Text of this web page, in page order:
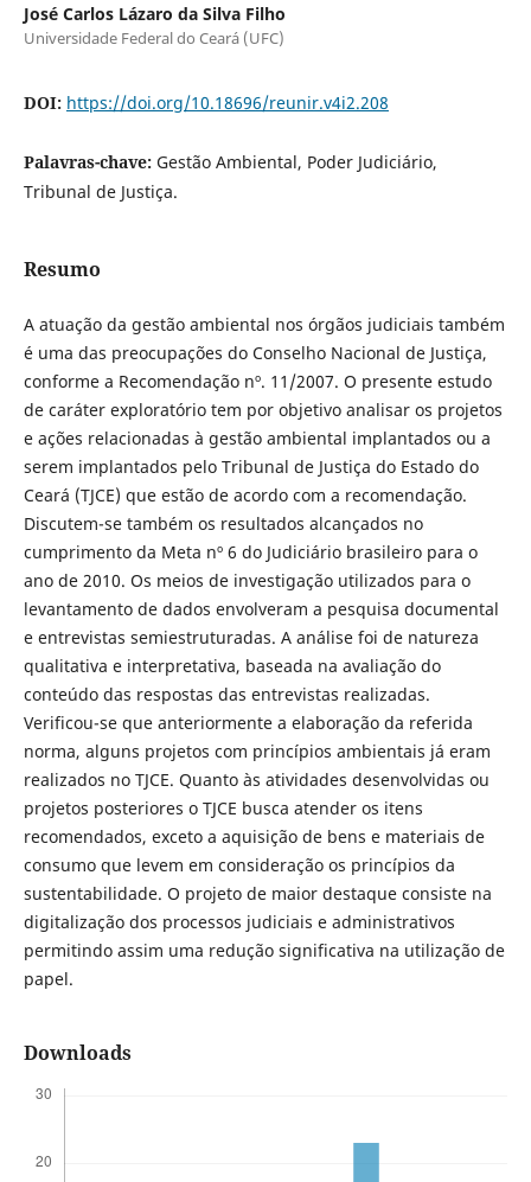
José Carlos Lázaro da Silva Filho
Universidade Federal do Ceará (UFC)
DOI: https://doi.org/10.18696/reunir.v4i2.208
Palavras-chave: Gestão Ambiental, Poder Judiciário,
Tribunal de Justiça.
Resumo
A atuação da gestão ambiental nos órgãos judiciais também
é uma das preocupações do Conselho Nacional de Justiça,
conforme a Recomendação nº. 11/2007. O presente estudo
de caráter exploratório tem por objetivo analisar os projetos
e ações relacionadas à gestão ambiental implantados ou a
serem implantados pelo Tribunal de Justiça do Estado do
Ceará (TJCE) que estão de acordo com a recomendação.
Discutem-se também os resultados alcançados no
cumprimento da Meta nº 6 do Judiciário brasileiro para o
ano de 2010. Os meios de investigação utilizados para o
levantamento de dados envolveram a pesquisa documental
e entrevistas semiestruturadas. A análise foi de natureza
qualitativa e interpretativa, baseada na avaliação do
conteúdo das respostas das entrevistas realizadas.
Verificou-se que anteriormente a elaboração da referida
norma, alguns projetos com princípios ambientais já eram
realizados no TJCE. Quanto às atividades desenvolvidas ou
projetos posteriores o TJCE busca atender os itens
recomendados, exceto a aquisição de bens e materiais de
consumo que levem em consideração os princípios da
sustentabilidade. O projeto de maior destaque consiste na
digitalização dos processos judiciais e administrativos
permitindo assim uma redução significativa na utilização de
papel.
Downloads